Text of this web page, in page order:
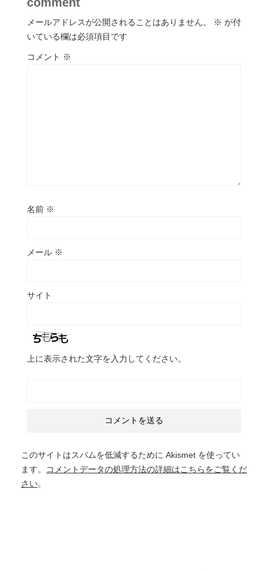
メールアドレスが公開されることはありません。 ※ が付
いている欄は必須項目です
コメント ※
名前 ※
メール ※
サイト
上に表示された文字を入力してください。
このサイトはスパムを低減するために Akismet を使ってい
ます。
コメントデータの処理方法の詳細はこちらをご覧くだ
さい。